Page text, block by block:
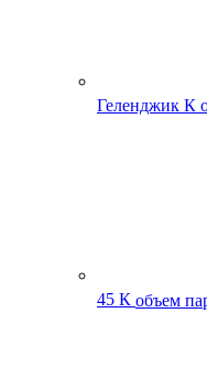
Геленджик К
45 К объем